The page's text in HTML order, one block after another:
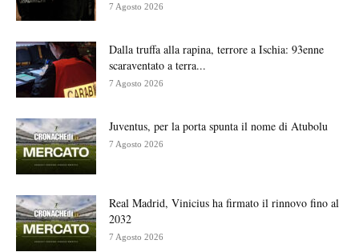
7 Agosto 2026
Dalla truffa alla rapina, terrore a Ischia: 93enne
scaraventato a terra...
7 Agosto 2026
Juventus, per la porta spunta il nome di Atubolu
7 Agosto 2026
Real Madrid, Vinicius ha firmato il rinnovo fino al
2032
7 Agosto 2026